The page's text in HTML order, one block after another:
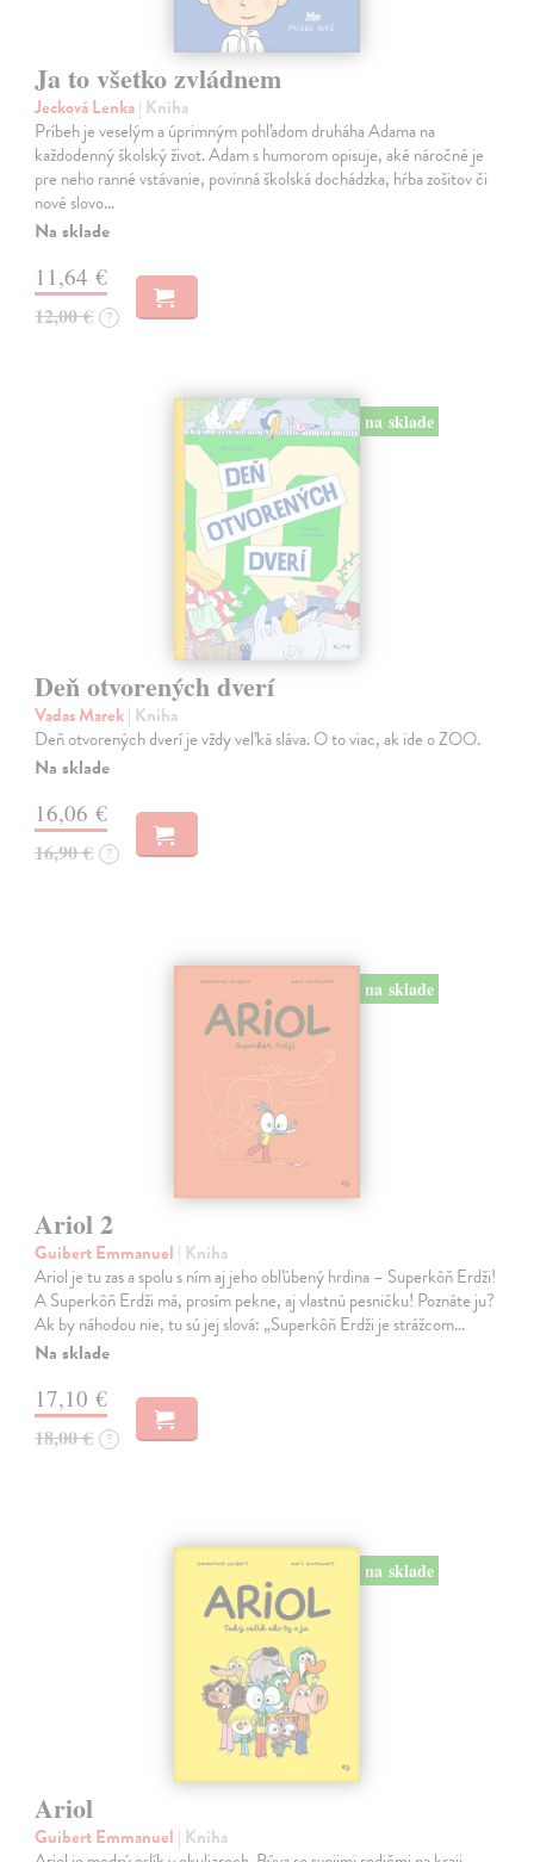
Ja to všetko zvládnem
Jecková Lenka| Kniha
Príbeh je veselým a úprimným pohľadom druháha Adama na
každodenný školský život. Adam s humorom opisuje, aké náročné je
pre neho ranné vstávanie, povinná školská dochádzka, hŕba zošitov či
nové slovo…
Na sklade
11,64 €
12,00 € ?
na sklade
Deň otvorených dverí
Vadas Marek| Kniha
Deň otvorených dverí je vždy veľká sláva. O to viac, ak ide o ZOO.
Na sklade
16,06 €
16,90 € ?
na sklade
Ariol 2
Guibert Emmanuel | Kniha
Ariol je tu zas a spolu s ním aj jeho obľúbený hrdina – Superkôň Erdži!
A Superkôň Erdži má, prosím pekne, aj vlastnú pesničku! Poznáte ju?
Ak by náhodou nie, tu sú jej slová: „Superkôň Erdži je strážcom…
Na sklade
17,10 €
18,00 € ?
na sklade
Ariol
Guibert Emmanuel | Kniha